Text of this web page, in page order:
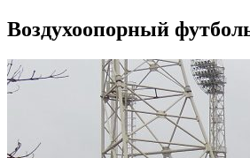
Воздухоопорный